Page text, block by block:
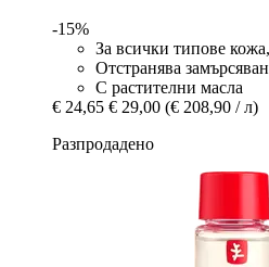
-15%
За всички типове
Отстранява
С растителни масла
€ 24,65 € 29,00 (€ 208,90 / л)
Разпродадено